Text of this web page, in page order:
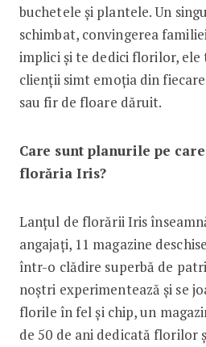
buchetele și plantele. Un
schimbat, convingerea
implici și te dedici florilor, ele
clienții simt emoția din
sau fir de floare dăruit.
Care sunt planurile pe
florăria Iris?
Lanțul de florării Iris
angajați, 11 magazine
într-o clădire superbă de
noștri experimentează și se
florile în fel și chip, un
de 50 de ani dedicată florilor